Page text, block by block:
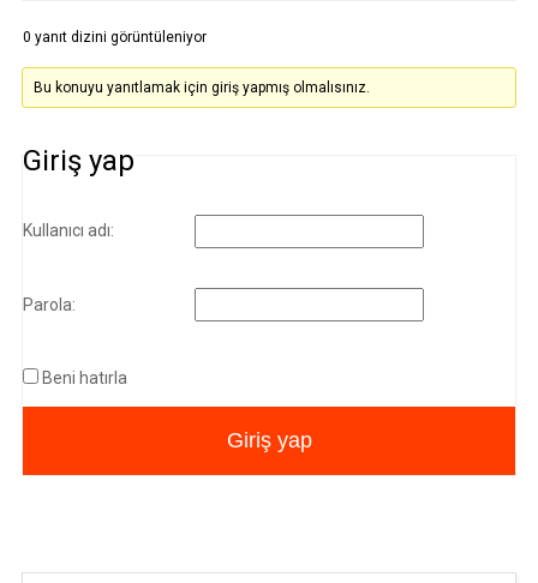
0 yanıt dizini görüntüleniyor
Bu konuyu yanıtlamak için giriş yapmış olmalısınız.
Giriş yap
Kullanıcı adı:
Parola:
Beni hatırla
Giriş yap